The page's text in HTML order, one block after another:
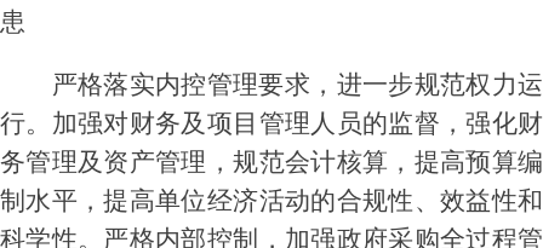
患
严格落实内控管理要求，进一步规范权力运
行。 加强对财务及项目管理人员的监督 ，强化财
务管理及资产管理，规范会计核算，提高预算编
制水平，提高单位经济活动的合规性、效益性和
科学性。严格内部控制，加强政府采购全过程管